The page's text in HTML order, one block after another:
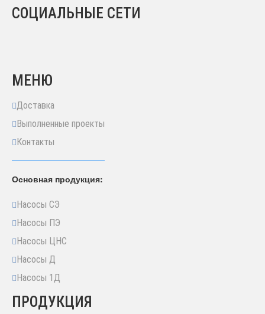
СОЦИАЛЬНЫЕ СЕТИ
МЕНЮ
Доставка
Выполненные проекты
Контакты
Основная продукция:
Насосы СЭ
Насосы ПЭ
Насосы ЦНС
Насосы Д
Насосы 1Д
ПРОДУКЦИЯ